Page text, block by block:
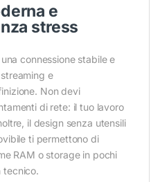
e
stress
connessione stabile e
e
Non devi
di rete: il tuo lavoro
il design senza utensili
ti permettono di
RAM o storage in pochi
tecnico.